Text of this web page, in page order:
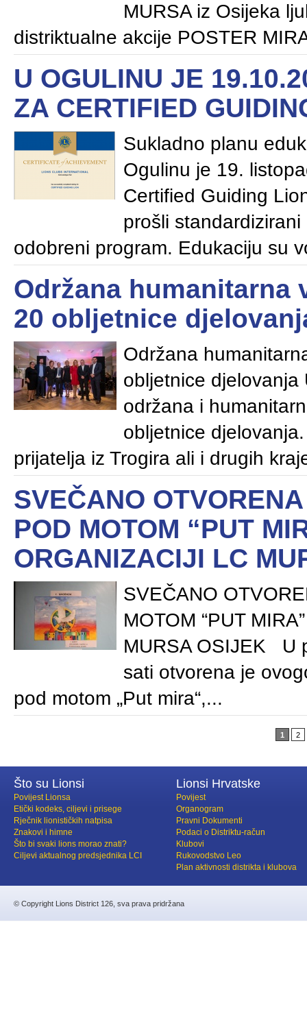
MURSA iz Osijeka
distriktualne akcije POSTER
U OGULINU JE
ZA CERTIFIED
Sukladno planu
Ogulinu je 19.
Certified Guiding
prošli
odobreni program. Edukaciju su
Održana humanitarna
20 obljetnice
Održana
obljetnice djelovanja
održana i
obljetnice
prijatelja iz Trogira ali i drugih
SVEČANO
POD MOTOM “PUT
ORGANIZACIJI LC
SVEČANO
MOTOM “PUT
MURSA OSIJEK U
sati otvorena je
pod motom „Put mira“,...
1 2
Što su Lionsi
Povijest Lionsa
Etički kodeks, ciljevi i prisege
Rječnik lionističkih natpisa
Znakovi i himne
Što bi svaki lions morao znati?
Ciljevi aktualnog predsjednika LCI
Lionsi Hrvatske
Povijest
Organogram
Pravni Dokumenti
Podaci o Distriktu-račun
Klubovi
Rukovodstvo Leo
Plan aktivnosti distrikta i klubova
© Copyright Lions District 126, sva prava pridržana